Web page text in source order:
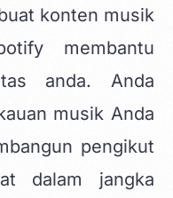
konten musik
membantu
anda. Anda
musik Anda
pengikut
dalam jangka